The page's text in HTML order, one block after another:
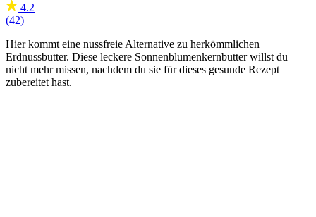
4.2
(42)
Hier kommt eine nussfreie Alternative zu herkömmlichen
Erdnussbutter. Diese leckere Sonnenblumenkernbutter willst du
nicht mehr missen, nachdem du sie für dieses gesunde Rezept
zubereitet hast.